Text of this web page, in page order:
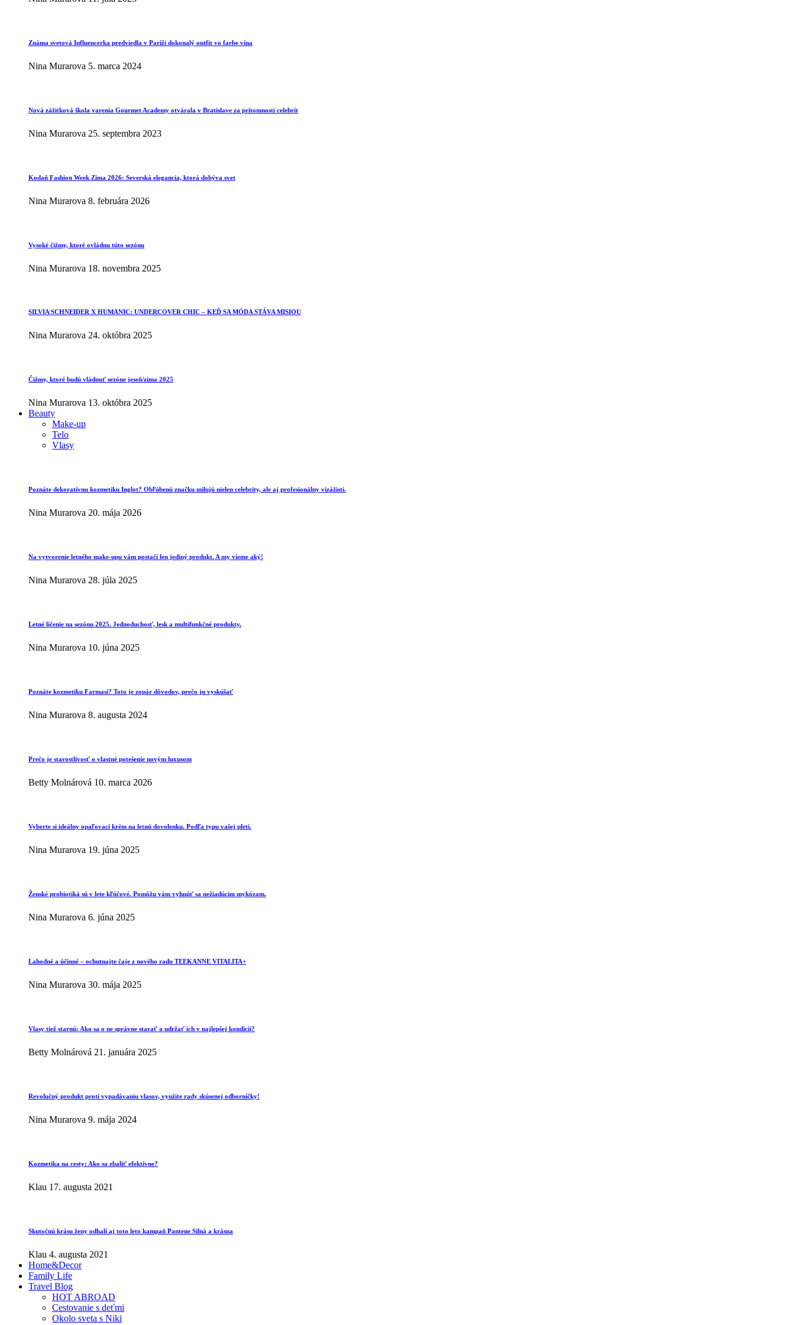
Známa svetová Influencerka predviedla v Paríži dokonalý outfit vo farbe vína
Nina Murarova 5. marca 2024
Nová zážitková škola varenia Gourmet Academy otvárala v Bratislave za prítomnosti celebrít
Nina Murarova 25. septembra 2023
Kodaň Fashion Week Zima 2026: Severská elegancia, ktorá dobýva svet
Nina Murarova 8. februára 2026
Vysoké čižmy, ktoré ovládnu túto sezónu
Nina Murarova 18. novembra 2025
SILVIA SCHNEIDER X HUMANIC: UNDERCOVER CHIC – KEĎ SA MÓDA STÁVA MISIOU
Nina Murarova 24. októbra 2025
Čižmy, ktoré budú vládnuť sezóne jeseň/zima 2025
Nina Murarova 13. októbra 2025
Beauty
Make-up
Telo
Vlasy
Poznáte dekoratívnu kozmetiku Inglot? Obľúbenú značku milujú nielen celebrity, ale aj profesionálny vizážisti.
Nina Murarova 20. mája 2026
Na vytvorenie letného make-upu vám postačí len jediný produkt. A my vieme aký!
Nina Murarova 28. júla 2025
Letné líčenie na sezónu 2025. Jednoduchosť, lesk a multifunkčné produkty.
Nina Murarova 10. júna 2025
Poznáte kozmetiku Farmasi? Toto je zopár dôvodov, prečo ju vyskúšať
Nina Murarova 8. augusta 2024
Prečo je starostlivosť o vlastné potešenie novým luxusom
Betty Molnárová 10. marca 2026
Vyberte si ideálny opaľovací krém na letnú dovolenku. Podľa typu vašej pleti.
Nina Murarova 19. júna 2025
Ženské probiotiká sú v lete kľúčové. Pomôžu vám vyhnúť sa nežiadúcim mykózam.
Nina Murarova 6. júna 2025
Lahodné a účinné – ochutnajte čaje z nového radu TEEKANNE VITALITA+
Nina Murarova 30. mája 2025
Vlasy tiež starnú: Ako sa o ne správne starať a udržať ich v najlepšej kondícii?
Betty Molnárová 21. januára 2025
Revolučný produkt proti vypadávaniu vlasov, využite rady skúsenej odborníčky!
Nina Murarova 9. mája 2024
Kozmetika na cesty: Ako sa zbaliť efektívne?
Klau 17. augusta 2021
Skutočnú krásu ženy odhalí aj toto leto kampaň Pantene Silná a krásna
Klau 4. augusta 2021
Home&Decor
Family Life
Travel Blog
HOT ABROAD
Cestovanie s deťmi
Okolo sveta s Niki